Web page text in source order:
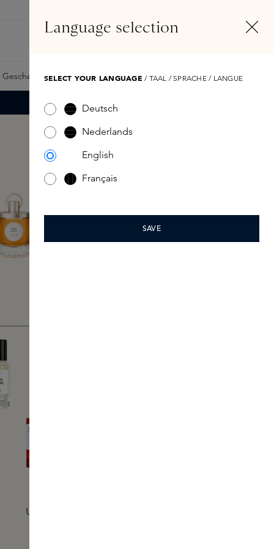
Samples Skins Exclusives Skins Boxen
Language selection
SELECT YOUR LANGUAGE / TAAL / SPRACHE / LANGUE
Deutsch
Nederlands
English
Français
SAVE